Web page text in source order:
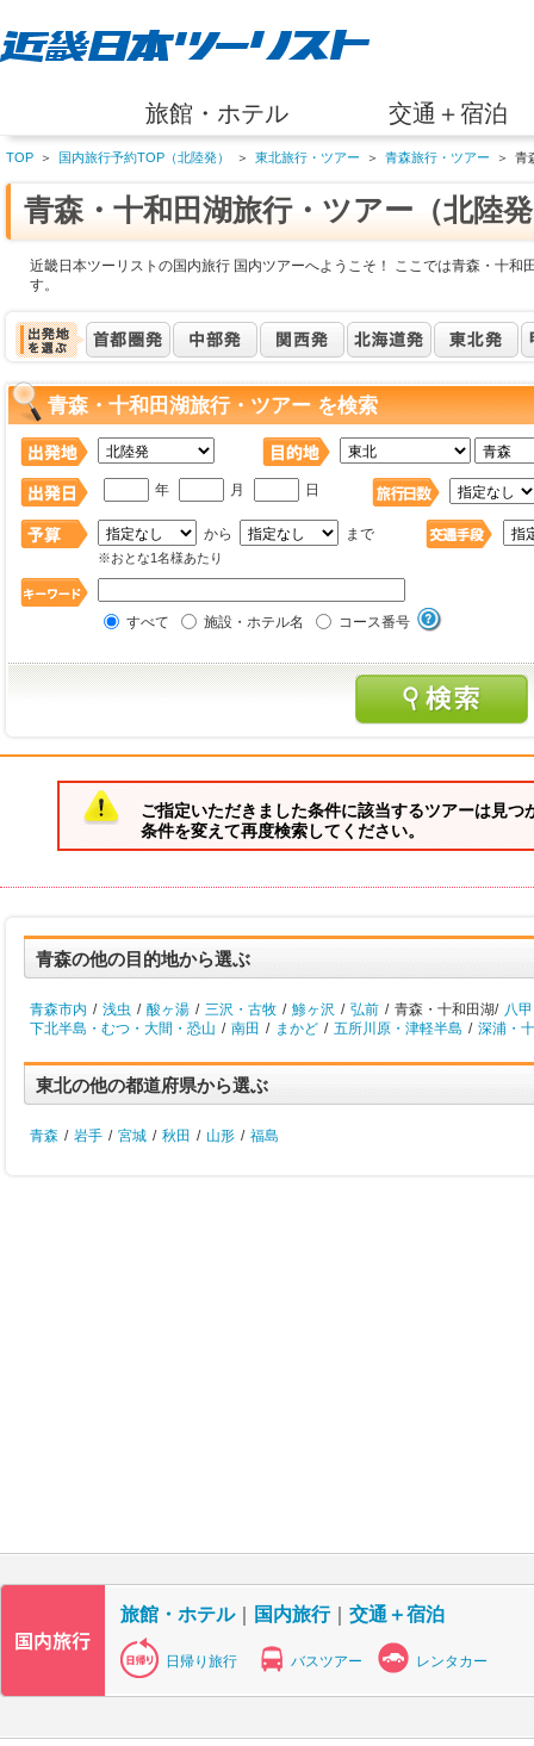
旅館・ホテル 交通＋宿泊
TOP ＞ 国内旅行予約TOP（北陸発） ＞ 東北旅行・ツアー ＞ 青森旅行・ツアー ＞ 青
青森・十和田湖旅行・ツアー（北陸
近畿日本ツーリストの国内旅行 国内ツアーへようこそ！ ここでは青森・十和
す。
青森・十和田湖旅行・ツアー を検索
年 月 日
から まで
※おとな1名様あたり
すべて 施設・ホテル名 コース番号
ご指定いただきました条件に該当するツアーは見つ
条件を変えて再度検索してください。
青森の他の目的地から選ぶ
青森市内 / 浅虫 / 酸ヶ湯 / 三沢・古牧 / 鯵ヶ沢 / 弘前 / 青森・十和田湖/ 八
下北半島・むつ・大間・恐山 / 南田 / まかど / 五所川原・津軽半島 / 深浦・
東北の他の都道府県から選ぶ
青森 / 岩手 / 宮城 / 秋田 / 山形 / 福島
旅館・ホテル｜ 国内旅行｜ 交通＋宿泊
日帰り旅行 バスツアー レンタカー